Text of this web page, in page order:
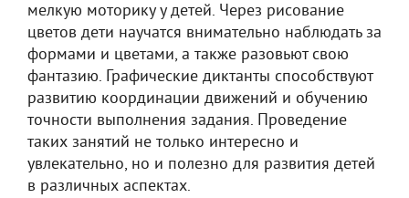
мелкую моторику у детей. Через рисование
цветов дети научатся внимательно наблюдать за
формами и цветами, а также разовьют свою
фантазию. Графические диктанты способствуют
развитию координации движений и обучению
точности выполнения задания. Проведение
таких занятий не только интересно и
увлекательно, но и полезно для развития детей
в различных аспектах.